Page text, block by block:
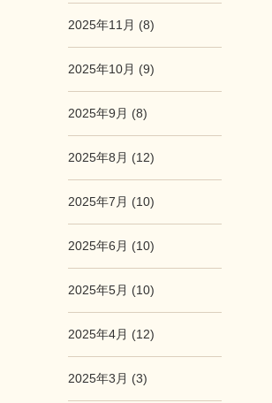
2025年11月 (8)
2025年10月 (9)
2025年9月 (8)
2025年8月 (12)
2025年7月 (10)
2025年6月 (10)
2025年5月 (10)
2025年4月 (12)
2025年3月 (3)